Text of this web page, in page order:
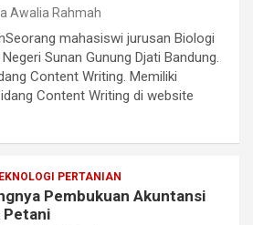
Awalia Rahmah
mahasiswi jurusan Biologi
Sunan Gunung Djati Bandung.
Content Writing. Memiliki
Content Writing di website
PERTANIAN
Pembukuan Akuntansi